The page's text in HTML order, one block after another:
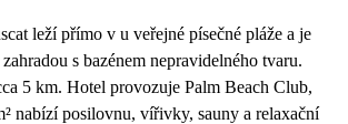
leží přímo v u veřejné písečné pláže a je
s bazénem nepravidelného tvaru.
5 km. Hotel provozuje Palm Beach Club,
nabízí posilovnu, vířivky, sauny a relaxační